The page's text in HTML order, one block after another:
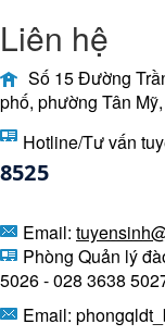
Liên hệ
Số 15 Đường
phố, phường Tân
Hotline/Tư vấn
8525
Email:
Phòng Quản lý
5026 - 028 3638
Email: